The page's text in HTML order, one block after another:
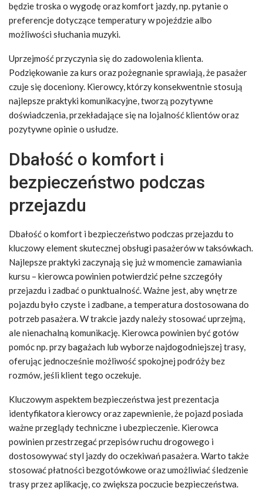
będzie troska o wygodę oraz komfort jazdy, np. pytanie o
preferencje dotyczące temperatury w pojeździe albo
możliwości słuchania muzyki.
Uprzejmość przyczynia się do zadowolenia klienta.
Podziękowanie za kurs oraz pożegnanie sprawiają, że pasażer
czuje się doceniony. Kierowcy, którzy konsekwentnie stosują
najlepsze praktyki komunikacyjne, tworzą pozytywne
doświadczenia, przekładające się na lojalność klientów oraz
pozytywne opinie o usłudze.
Dbałość o komfort i
bezpieczeństwo podczas
przejazdu
Dbałość o komfort i bezpieczeństwo podczas przejazdu to
kluczowy element skutecznej obsługi pasażerów w taksówkach.
Najlepsze praktyki zaczynają się już w momencie zamawiania
kursu – kierowca powinien potwierdzić pełne szczegóły
przejazdu i zadbać o punktualność. Ważne jest, aby wnętrze
pojazdu było czyste i zadbane, a temperatura dostosowana do
potrzeb pasażera. W trakcie jazdy należy stosować uprzejmą,
ale nienachalną komunikację. Kierowca powinien być gotów
pomóc np. przy bagażach lub wyborze najdogodniejszej trasy,
oferując jednocześnie możliwość spokojnej podróży bez
rozmów, jeśli klient tego oczekuje.
Kluczowym aspektem bezpieczeństwa jest prezentacja
identyfikatora kierowcy oraz zapewnienie, że pojazd posiada
ważne przeglądy techniczne i ubezpieczenie. Kierowca
powinien przestrzegać przepisów ruchu drogowego i
dostosowywać styl jazdy do oczekiwań pasażera. Warto także
stosować płatności bezgotówkowe oraz umożliwiać śledzenie
trasy przez aplikację, co zwiększa poczucie bezpieczeństwa.